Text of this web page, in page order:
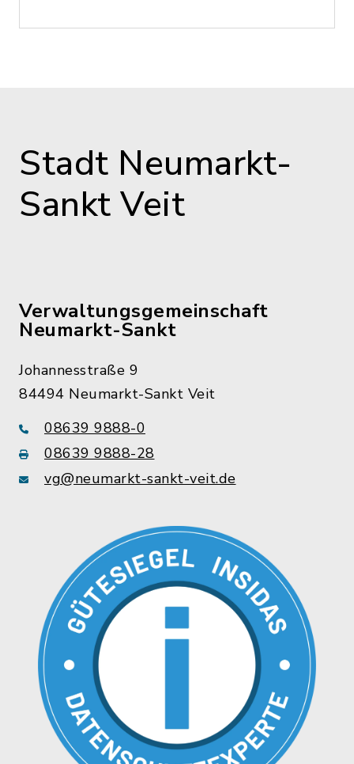
Stadt Neumarkt-
Sankt Veit
Verwaltungsgemeinschaft
Neumarkt-Sankt
Johannesstraße 9
84494 Neumarkt-Sankt Veit
08639 9888-0
08639 9888-28
vg@neumarkt-sankt-veit.de